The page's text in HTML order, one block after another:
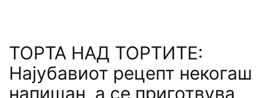
ТОРТА НАД ТОРТИТЕ:
Најубавиот рецепт некогаш
напишан, а се приготвува